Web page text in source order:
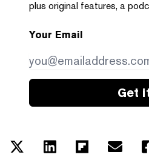
plus original features, a
Your Email
Get